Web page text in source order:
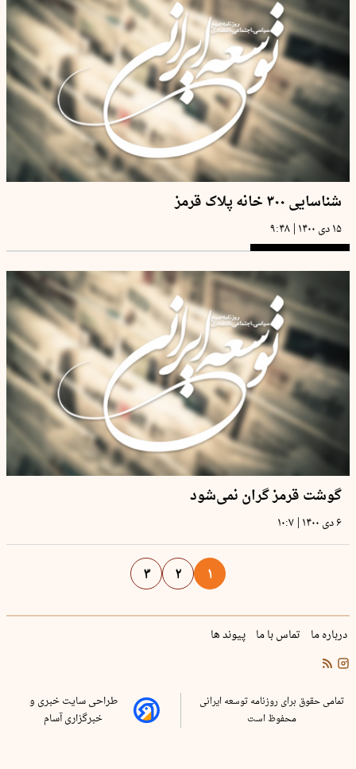
شناسایی ۳۰۰ خانه پلاک قرمز
۱۵ دی ۱۴۰۰ | ۹:۴۸
گوشت قرمز گران نمی‌شود
۶ دی ۱۴۰۰ | ۱۰:۷
۱ ۲ ۳
درباره ما تماس با ما پیوند ها
تمامی حقوق برای روزنامه توسعه ایرانی
محفوظ است
طراحی سایت خبری و
خبرگزاری آسام